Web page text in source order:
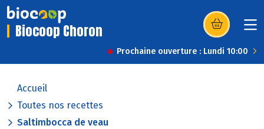
Biocoop Choron (s’ouvre dans
Prochaine ouverture : Lundi 10:00
Accueil
Toutes nos recettes
Saltimbocca de veau